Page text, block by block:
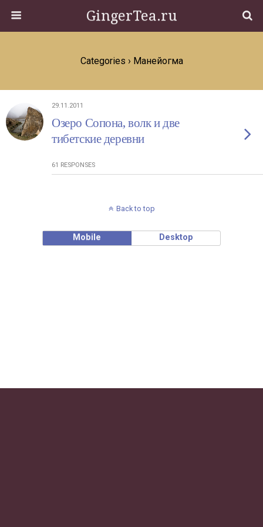
GingerTea.ru
Categories › Манейогма
29.11.2011
Озеро Сопона, волк и две
тибетские деревни
61 RESPONSES
Back to top
Mobile Desktop